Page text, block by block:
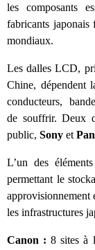
les composants
fabricants japonais
mondiaux.
Les dalles LCD,
Chine, dépendent
conducteurs,
de souffrir. Deux
public, Sony et
L’un des
permettant le
approvisionnement
les infrastructures
Canon : 8 sites à